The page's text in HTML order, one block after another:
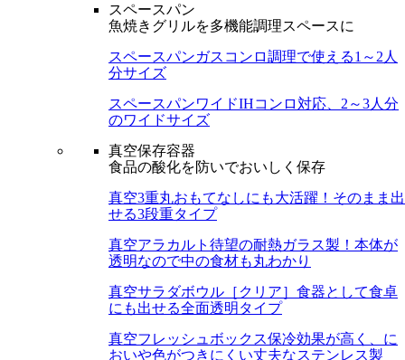
スペースパン
魚焼きグリルを多機能調理スペースに
スペースパンガスコンロ調理で使える1～2人
分サイズ
スペースパンワイドIHコンロ対応、2～3人分
のワイドサイズ
真空保存容器
食品の酸化を防いでおいしく保存
真空3重丸おもてなしにも大活躍！そのまま出
せる3段重タイプ
真空アラカルト 待望の耐熱ガラス製！本体が
透明なので中の食材も丸わかり
真空サラダボウル［クリア］ 食器として食卓
にも出せる全面透明タイプ
真空フレッシュボックス保冷効果が高く、に
おいや色がつきにくい丈夫なステンレス製